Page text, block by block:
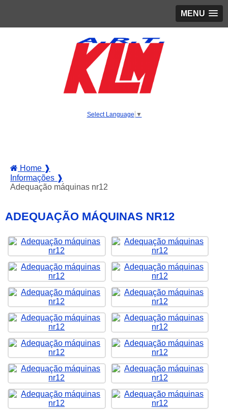
MENU
Select Language ▼
Home ❱
Informações ❱
Adequação máquinas nr12
ADEQUAÇÃO MÁQUINAS NR12